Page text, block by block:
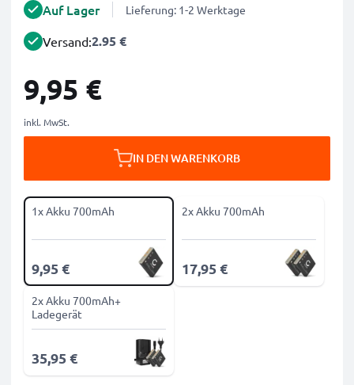
Auf Lager Lieferung: 1-2 Werktage
Versand:2.95 €
9,95 €
inkl. MwSt.
IN DEN WARENKORB
1x Akku 700mAh
9,95 €
2x Akku 700mAh
17,95 €
2x Akku 700mAh+
Ladegerät
35,95 €